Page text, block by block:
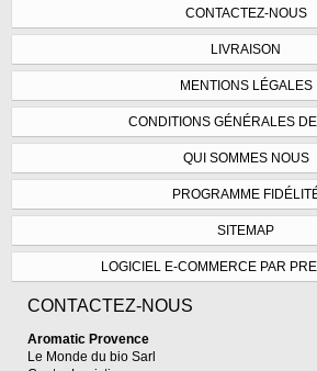
CONTACTEZ-NOUS
LIVRAISON
MENTIONS LÉGALES
CONDITIONS GÉNÉRALES
QUI SOMMES NOUS
PROGRAMME
SITEMAP
LOGICIEL E-COMMERCE PAR
CONTACTEZ-NOUS
Aromatic Provence
Le Monde du bio Sarl